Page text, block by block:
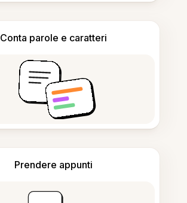
Conta parole e caratteri
Prendere appunti